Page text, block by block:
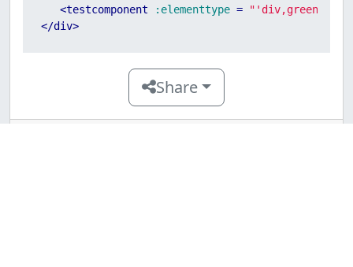
<testcomponent :elementtype =
</div>
Share